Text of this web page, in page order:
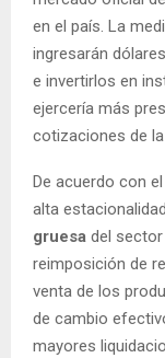
en el país. La
ingresarán
e invertirlos en
ejercería más
cotizaciones de la
De acuerdo con
alta
gruesa del
reimposición de
venta de los
de cambio
mayores